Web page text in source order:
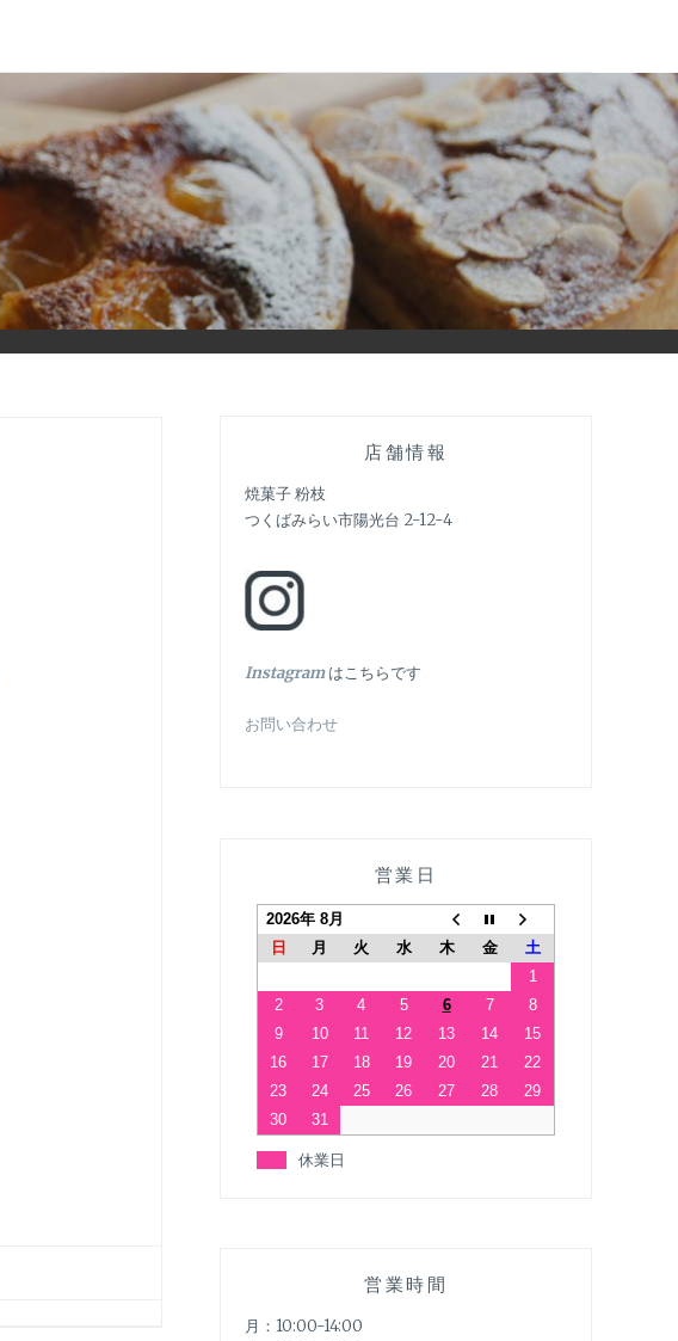
店舗情報
焼菓子 粉枝
つくばみらい市陽光台 2-12-4
Instagramはこちらです
お問い合わせ
営業日
2026年 8月
日
月 火 水 木 金
土
1
2
3 4 5 6 7
8
9
10 11 12 13 14
15
16
17 18 19 20 21
22
23
24 25 26 27 28
29
30
31
休業日
営業時間
月：10:00-14:00